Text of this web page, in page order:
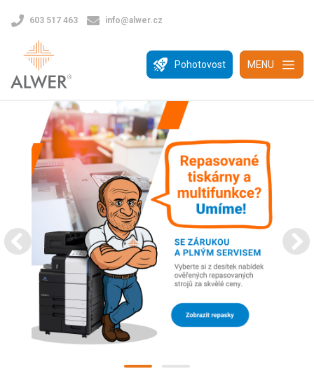
Pohotovost MENU
603 517 463 info@alwer.cz